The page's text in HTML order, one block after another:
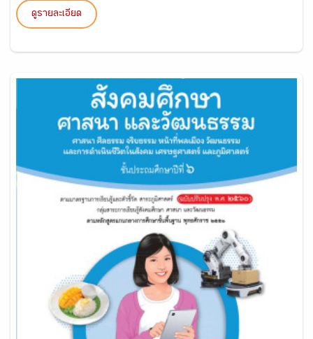
ดูรายละเอียด